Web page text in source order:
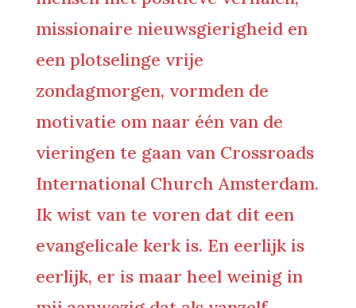
missionaire nieuwsgierigheid en
een plotselinge vrije
zondagmorgen, vormden de
motivatie om naar één van de
vieringen te gaan van Crossroads
International Church Amsterdam.
Ik wist van te voren dat dit een
evangelicale kerk is. En eerlijk is
eerlijk, er is maar heel weinig in